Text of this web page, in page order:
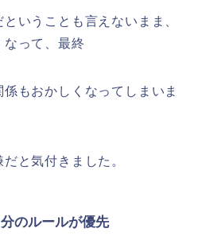
いうことも言えないまま、
って、最終
もおかしくなってしまいま
と気付きました。
のルールが優先